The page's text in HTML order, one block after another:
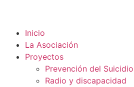
Inicio
La Asociación
Proyectos
Prevención del Suicidio
Radio y discapacidad